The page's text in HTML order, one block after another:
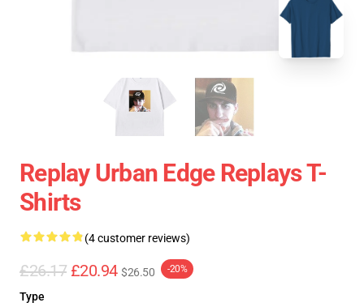
Replay Urban Edge Replays T-
Shirts
(4 customer reviews)
£26.17 £20.94 $26.50 -20%
Type